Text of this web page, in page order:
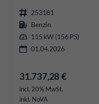
253181
Benzin
115 kW (156 PS)
01.04.2026
31.737,28 €
incl. 20% MwSt.
inkl. NoVA